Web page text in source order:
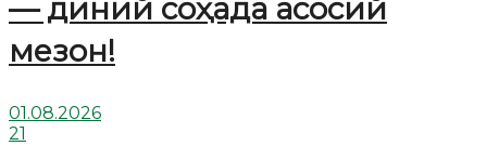
— диний соҳада асосий
мезон!
01.08.2026
21